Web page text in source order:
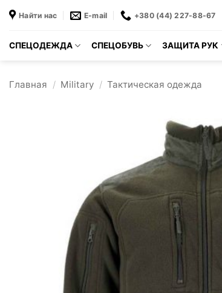
Найти нас E-mail +380 (44) 227-88-67
СПЕЦОДЕЖДА СПЕЦОБУВЬ ЗАЩИТА РУК
Главная / Military / Тактическая одежда